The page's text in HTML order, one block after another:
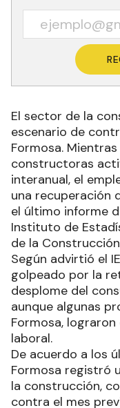
El sector de la
escenario de
Formosa.
constructoras
interanual, el
una recuperación
el último informe
Instituto de
de la Construcción
Según advirtió el
golpeado por la
desplome del
aunque algunas
Formosa,
laboral.
De acuerdo a los
Formosa registró
la construcción,
contra el mes